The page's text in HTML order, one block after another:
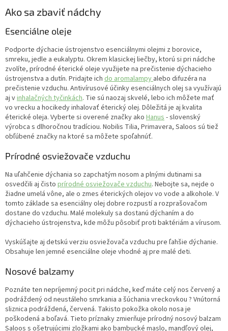
Ako sa zbaviť nádchy
Esenciálne oleje
Podporte dýchacie ústrojenstvo esenciálnymi olejmi z borovice,
smreku, jedle a eukalyptu. Okrem klasickej liečby, ktorú si pri nádche
zvolíte, prírodné éterické oleje využijete na prečistenie dýchacieho
ústrojenstva a dutín. Pridajte ich do aromalampy alebo difuzéra na
prečistenie vzduchu. Antivírusové účinky esenciálnych olej sa využívajú
aj vinhalačných tyčinkách. Tie sú naozaj skvelé, lebo ich môžete mať
vo vrecku a hocikedy inhalovať éterický olej. Dôležitá je aj kvalita
éterické oleja. Vyberte si overené značky ako Hanus - slovenský
výrobca s dlhoročnou tradíciou. Nobilis Tilia, Primavera, Saloos sú tiež
obľúbené značky na ktoré sa môžete spoľahnúť.
Prírodné osviežovače vzduchu
Na uľahčenie dýchania so zapchatým nosom a plnými dutinami sa
osvedčili aj čisto prírodné osviežovače vzduchu. Nebojte sa, nejde o
žiadne umelá vône, ale o zmes éterických olejov vo vode a alkohole. V
tomto základe sa esenciálny olej dobre rozpustí a rozprašovačom
dostane do vzduchu. Malé molekuly sa dostanú dýchaním a do
dýchacieho ústrojenstva, kde môžu pôsobiť proti baktériám a vírusom.
Vyskúšajte aj detskú verziu osviežovača vzduchu pre ľahšie dýchanie.
Obsahuje len jemné esenciálne oleje vhodné aj pre malé deti.
Nosové balzamy
Poznáte ten nepríjemný pocit pri nádche, keď máte celý nos červený a
podráždený od neustáleho smrkania a šúchania vreckovkou ? Vnútorná
sliznica podráždená, červená. Takisto pokožka okolo nosa je
poškodená a boľavá. Tieto príznaky zmierňuje prírodný nosový balzam
Saloos s ošetrujúcimi zložkami ako bambucké maslo, mandľový olej,